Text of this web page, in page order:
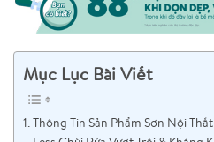
Mục Lục Bài Viết
Thông Tin Sản Phẩm Sơn Nội